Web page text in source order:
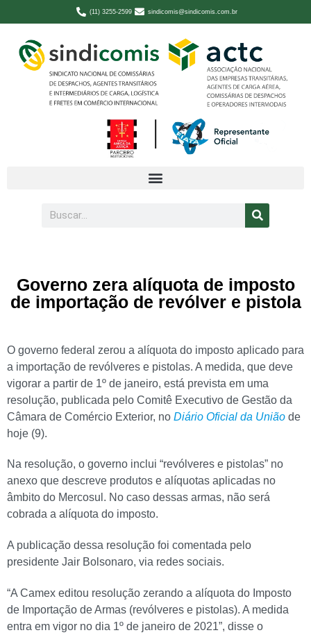
(11) 3255-2599 sindicomis@sindicomis.com.br
Governo zera alíquota de imposto
de importação de revólver e pistola
O governo federal zerou a alíquota do imposto aplicado para
a importação de revólveres e pistolas. A medida, que deve
vigorar a partir de 1º de janeiro, está prevista em uma
resolução, publicada pelo Comitê Executivo de Gestão da
Câmara de Comércio Exterior, no Diário Oficial da União de
hoje (9).
Na resolução, o governo inclui “revólveres e pistolas” no
anexo que descreve produtos e alíquotas aplicadas no
âmbito do Mercosul. No caso dessas armas, não será
cobrada a alíquota do imposto.
A publicação dessa resolução foi comentada pelo
presidente Jair Bolsonaro, via redes sociais.
“A Camex editou resolução zerando a alíquota do Imposto
de Importação de Armas (revólveres e pistolas). A medida
entra em vigor no dia 1º de janeiro de 2021”, disse o